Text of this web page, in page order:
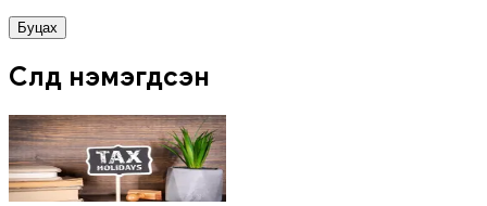
Буцах
Сүүлд нэмэгдсэн